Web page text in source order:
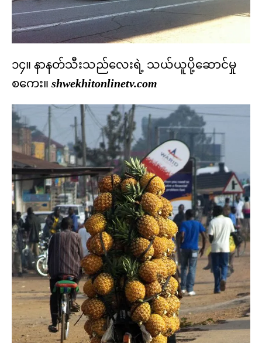
၁၄။ နာနတ်သီးသည်လေးရဲ့ သယ်ယူပို့ဆောင်မှု
စကေး။ shwekhitonlinetv.com